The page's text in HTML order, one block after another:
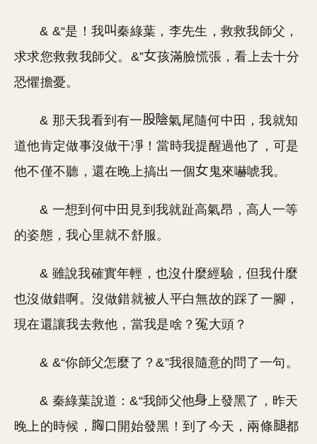
& &“是！我
秦綠葉，李先生，救救我師父，
求求您救救我師父。&”
孩滿臉慌張，看上去十分
恐懼擔憂。
& 那天我看到有一
氣尾隨何中田，我就知
道他肯定做事沒做干凈！當時我提醒過他了，可是
他不僅不聽，還在晚上搞出一個
鬼來嚇唬我。
& 一想到何中田見到我就趾高氣昂，高人一等
的姿態，我心里就不舒服。
& 雖說我確實年輕，也沒什麼經驗，但我什麼
也沒做錯啊。沒做錯就被人平白無故的踩了一腳，
現在還讓我去救他，當我是啥？冤大頭？
& &“你師父怎麼了？&”我很隨意的問了一句。
& 秦綠葉說道：&“我師父他
上發黑了，昨天
晚上的時候，
口開始發黑！到了今天，兩條
都